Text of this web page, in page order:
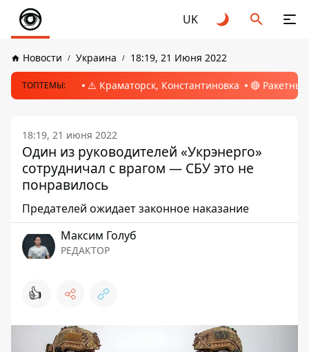
UK
Новости Украина 18:19, 21 Июня 2022
ТОПТЕМЫ: ⚠️ Краматорск, Константиновка 🔴
18:19, 21 июня 2022
Один из руководителей «Укрэнерго»
сотрудничал с врагом — СБУ это не
понравилось
Предателей ожидает законное наказание
Максим Голуб
РЕДАКТОР
👍